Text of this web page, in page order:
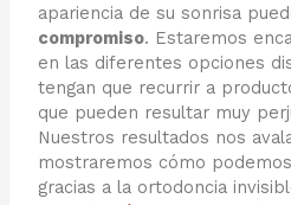
apariencia de su sonrisa
compromiso. Estaremos
en las diferentes opciones
tengan que recurrir a
que pueden resultar muy
Nuestros resultados nos
mostraremos cómo
gracias a la ortodoncia